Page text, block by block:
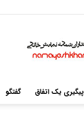
پیگیری یک اتفاق گفتگو